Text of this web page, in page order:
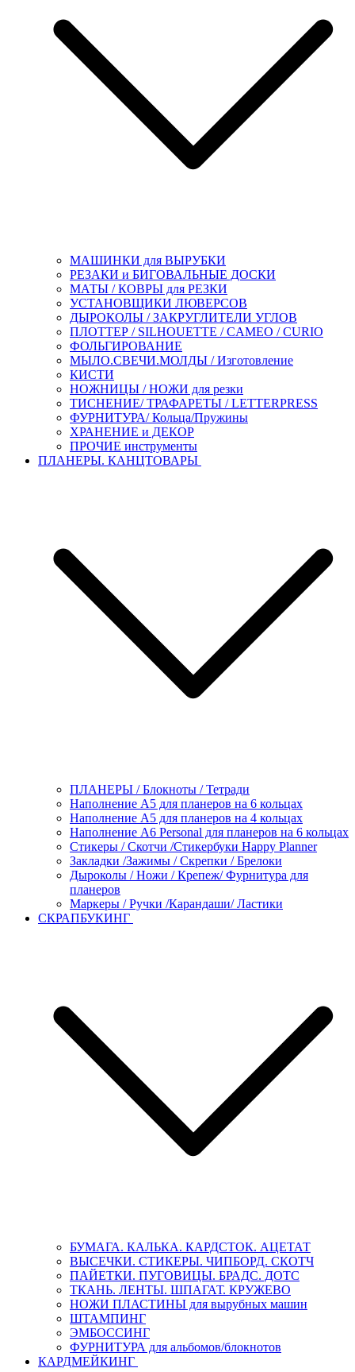
МАШИНКИ для ВЫРУБКИ
РЕЗАКИ и БИГОВАЛЬНЫЕ ДОСКИ
МАТЫ / КОВРЫ для РЕЗКИ
УСТАНОВЩИКИ ЛЮВЕРСОВ
ДЫРОКОЛЫ / ЗАКРУГЛИТЕЛИ УГЛОВ
ПЛОТТЕР / SILHOUETTE / CAMEO / CURIO
ФОЛЬГИРОВАНИЕ
МЫЛО.СВЕЧИ.МОЛДЫ / Изготовление
КИСТИ
НОЖНИЦЫ / НОЖИ для резки
ТИСНЕНИЕ/ ТРАФАРЕТЫ / LETTERPRESS
ФУРНИТУРА/ Кольца/Пружины
ХРАНЕНИЕ и ДЕКОР
ПРОЧИЕ инструменты
ПЛАНЕРЫ. КАНЦТОВАРЫ
ПЛАНЕРЫ / Блокноты / Тетради
Наполнение А5 для планеров на 6 кольцах
Наполнение А5 для планеров на 4 кольцах
Наполнение А6 Personal для планеров на 6 кольцах
Стикеры / Скотчи /Стикербуки Happy Planner
Закладки /Зажимы / Скрепки / Брелоки
Дыроколы / Ножи / Крепеж/ Фурнитура для
планеров
Маркеры / Ручки /Карандаши/ Ластики
СКРАПБУКИНГ
БУМАГА. КАЛЬКА. КАРДСТОК. АЦЕТАТ
ВЫСЕЧКИ. СТИКЕРЫ. ЧИПБОРД. СКОТЧ
ПАЙЕТКИ. ПУГОВИЦЫ. БРАДС. ДОТС
ТКАНЬ. ЛЕНТЫ. ШПАГАТ. КРУЖЕВО
НОЖИ ПЛАСТИНЫ для вырубных машин
ШТАМПИНГ
ЭМБОССИНГ
ФУРНИТУРА для альбомов/блокнотов
КАРДМЕЙКИНГ